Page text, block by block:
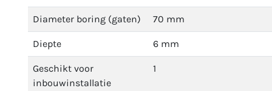
Diameter boring (gaten) 70 mm
Diepte 6 mm
Geschikt voor
inbouwinstallatie
1